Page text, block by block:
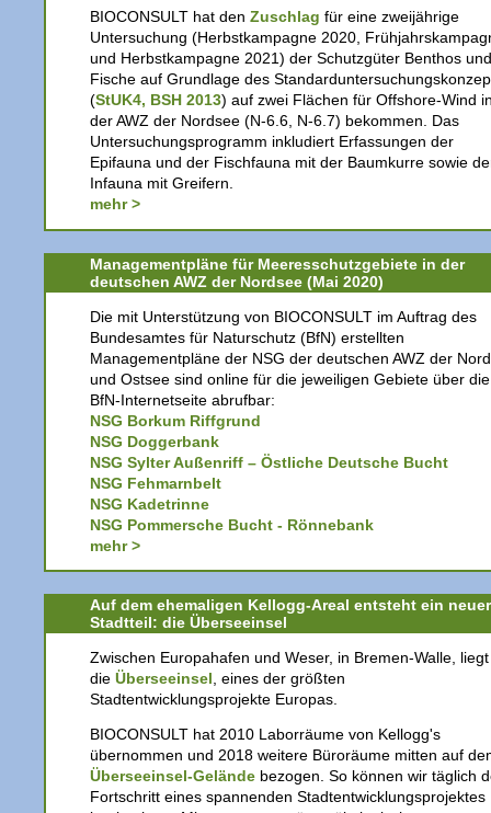
BIOCONSULT hat den Zuschlag für eine zweijährige
Untersuchung (Herbstkampagne 2020,
und Herbstkampagne 2021) der Schutzgüter Benthos und
Fische auf Grundlage des
(StUK4, BSH 2013) auf zwei Flächen für Offshore-Wind
der AWZ der Nordsee (N-6.6, N-6.7) bekommen. Das
Untersuchungsprogramm inkludiert Erfassungen der
Epifauna und der Fischfauna mit der Baumkurre sowie
Infauna mit Greifern.
mehr >
Managementpläne für Meeresschutzgebiete in der
deutschen AWZ der Nordsee (Mai 2020)
Die mit Unterstützung von BIOCONSULT im Auftrag des
Bundesamtes für Naturschutz (BfN) erstellten
Managementpläne der NSG der deutschen AWZ der
und Ostsee sind online für die jeweiligen Gebiete über die
BfN-Internetseite abrufbar:
NSG Borkum Riffgrund
NSG Doggerbank
NSG Sylter Außenriff – Östliche Deutsche Bucht
NSG Fehmarnbelt
NSG Kadetrinne
NSG Pommersche Bucht - Rönnebank
mehr >
Auf dem ehemaligen Kellogg-Areal entsteht ein neuer
Stadtteil: die Überseeinsel
Zwischen Europahafen und Weser, in Bremen-Walle, liegt
die Überseeinsel , eines der größten
Stadtentwicklungsprojekte Europas.
BIOCONSULT hat 2010 Laborräume von Kellogg's
übernommen und 2018 weitere Büroräume mitten auf
Überseeinsel-Gelände bezogen. So können wir täglich
Fortschritt eines spannenden Stadtentwicklungsprojektes